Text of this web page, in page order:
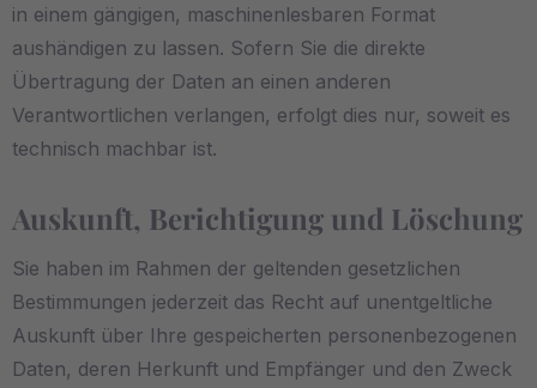
in einem gängigen, maschinenlesbaren Format
aushändigen zu lassen. Sofern Sie die direkte
Übertragung der Daten an einen anderen
Verantwortlichen verlangen, erfolgt dies nur, soweit es
technisch machbar ist.
Auskunft, Berichtigung und Löschung
Sie haben im Rahmen der geltenden gesetzlichen
Bestimmungen jederzeit das Recht auf unentgeltliche
Auskunft über Ihre gespeicherten personenbezogenen
Daten, deren Herkunft und Empfänger und den Zweck